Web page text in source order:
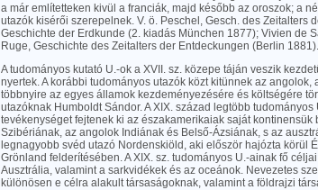
a már említetteken kivül a franciák, majd később az oroszok; a
utazók kisérői szerepelnek. V. ö. Peschel, Gesch. des Zeitalters
Geschichte der Erdkunde (2. kiadás München 1877); Vivien de
Ruge, Geschichte des Zeitalters der Entdeckungen (Berlin 1881).
A tudományos kutató U.-ok a XVII. sz. közepe táján veszik
nyertek. A korábbi tudományos utazók közt kitünnek az
többnyire az egyes államok kezdeményezésére és költségére
utazóknak Humboldt Sándor. A XIX. század legtöbb
tevékenységet fejtenek ki az északamerikaiak saját
Szibériának, az angolok Indiának és Belső-Ázsiának, s az
legnagyobb svéd utazó Nordenskiöld, aki először hajózta körül
Grönland felderítésében. A XIX. sz. tudományos U.-ainak fő
Ausztrália, valamint a sarkvidékek és az oceánok. Nevezetes
különösen e célra alakult társaságoknak, valamint a földrajzi